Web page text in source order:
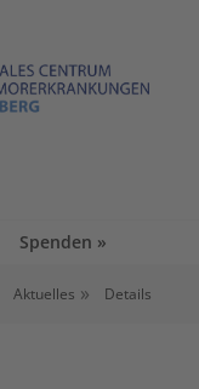
Spenden
Aktuelles Details